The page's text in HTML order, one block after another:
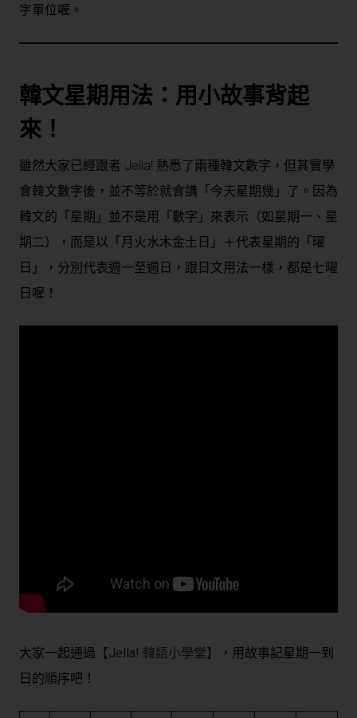
字單位喔。
韓文星期用法：用小故事背起
來！
雖然大家已經跟者 Jella! 熟悉了兩種韓文數字，但其實學
會韓文數字後，並不等於就會講「今天星期幾」了。因為
韓文的「星期」並不是用「數字」來表示（如星期一、星
期二），而是以「月火水木金土日」＋代表星期的「曜
日」，分別代表週一至週日，跟日文用法一樣，都是七曜
日喔！
大家一起通過 【Jella! 韓語小學堂】
，用故事記星期一到
日的順序吧！